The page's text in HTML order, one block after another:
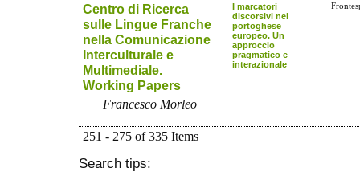
Centro di Ricerca
sulle Lingue Franche
nella Comunicazione
Interculturale e
Multimediale.
Working Papers
I marcatori
discorsivi nel
portoghese
europeo. Un
approccio
pragmatico e
interazionale
Francesco Morleo
251 - 275 of 335 Items
Search tips: